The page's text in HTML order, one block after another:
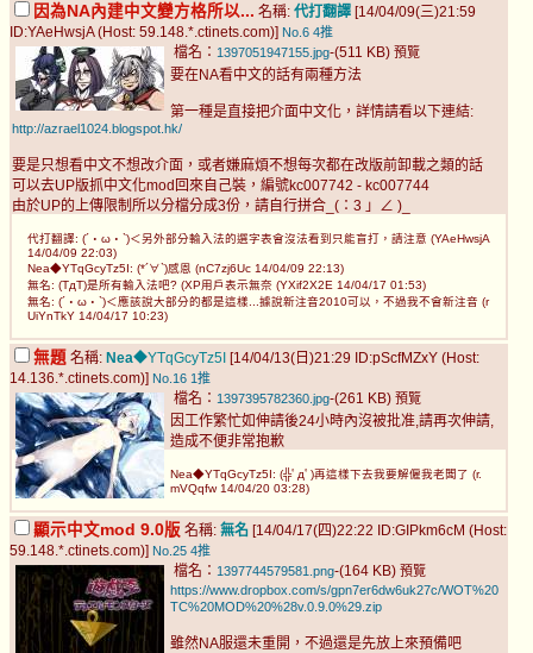
因為NA內建中文變方格所以... 名稱: 代打翻譯 [14/04/09(三)21:59
ID:YAeHwsjA (Host: 59.148.*.ctinets.com)] No.6 4推
檔名： 1397051947155.jpg-(511 KB) 預覽
要在NA看中文的話有兩種方法
第一種是直接把介面中文化，詳情請看以下連結:
http://azrael1024.blogspot.hk/
要是只想看中文不想改介面，或者嫌麻煩不想每次都在改版前卸載之類的話
可以去UP版抓中文化mod回來自己裝，編號kc007742 - kc007744
由於UP的上傳限制所以分檔分成3份，請自行拼合_(：3 」∠ )_
代打翻譯: (´・ω・`)＜另外部分輸入法的選字表會沒法看到只能盲打，請注意 (YAeHwsjA
14/04/09 22:03)
Nea◆YTqGcyTz5I: (*´∀`)感恩 (nC7zj6Uc 14/04/09 22:13)
無名: (TдT)是所有輸入法吧? (XP用戶表示無奈 (YXif2X2E 14/04/17 01:53)
無名: (´・ω・`)＜應該說大部分的都是這樣...據說新注音2010可以，不過我不會新注音 (r
UiYnTkY 14/04/17 10:23)
無題 名稱: Nea◆YTqGcyTz5I [14/04/13(日)21:29 ID:pScfMZxY (Host:
14.136.*.ctinets.com)] No.16 1推
檔名： 1397395782360.jpg-(261 KB) 預覽
因工作繁忙如伸請後24小時內沒被批准,請再次伸請,
造成不便非常抱歉
Nea◆YTqGcyTz5I: (╬ﾟдﾟ)再這樣下去我要解僱我老闆了 (r.
mVQqfw 14/04/20 03:28)
顯示中文mod 9.0版 名稱: 無名 [14/04/17(四)22:22 ID:GIPkm6cM (Host:
59.148.*.ctinets.com)] No.25 4推
檔名： 1397744579581.png-(164 KB) 預覽
https://www.dropbox.com/s/gpn7er6dw6uk27c/WOT%20
TC%20MOD%20%28v.0.9.0%29.zip
雖然NA服還未重開，不過還是先放上來預備吧